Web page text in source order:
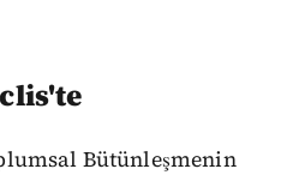
Bütünleşmenin